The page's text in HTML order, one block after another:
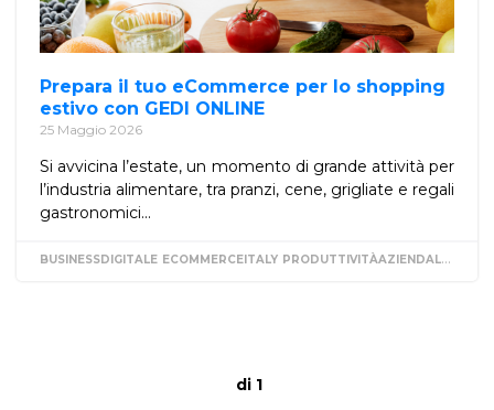
Prepara il tuo eCommerce per lo shopping
estivo con GEDI ONLINE
25 Maggio 2026
Si avvicina l’estate, un momento di grande attività per
l’industria alimentare, tra pranzi, cene, grigliate e regali
gastronomici...
BUSINESSDIGITALE ECOMMERCEITALY PRODUTTIVITÀAZIENDALE
di 1